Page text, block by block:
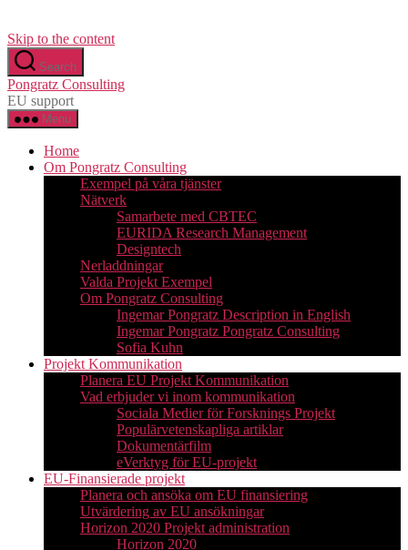
Skip to the content
Search
Pongratz Consulting
EU support
Menu
Home
Om Pongratz Consulting
Exempel på våra tjänster
Nätverk
Samarbete med CBTEC
EURIDA Research Management
Designtech
Nerladdningar
Valda Projekt Exempel
Om Pongratz Consulting
Ingemar Pongratz Description in English
Ingemar Pongratz Pongratz Consulting
Sofia Kuhn
Projekt Kommunikation
Planera EU Projekt Kommunikation
Vad erbjuder vi inom kommunikation
Sociala Medier för Forsknings Projekt
Populärvetenskapliga artiklar
Dokumentärfilm
eVerktyg för EU-projekt
EU-Finansierade projekt
Planera och ansöka om EU finansiering
Utvärdering av EU ansökningar
Horizon 2020 Projekt administration
Horizon 2020